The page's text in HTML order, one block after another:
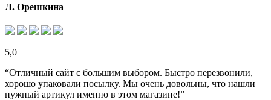
Л. Орешкина
5,0
“Отличный сайт с большим выбором. Быстро перезвонили,
хорошо упаковали посылку. Мы очень довольны, что нашли
нужный артикул именно в этом магазине!”